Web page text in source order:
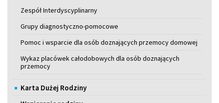
Zespół Interdyscyplinarny
Grupy diagnostyczno-pomocowe
Pomoc i wsparcie dla osób doznających przemocy domowej
Wykaz placówek całodobowych dla osób doznających
przemocy
Karta Dużej Rodziny